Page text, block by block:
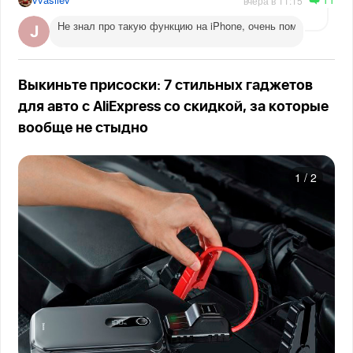
Не знал про такую функцию на iPhone, очень помогает
Выкиньте присоски: 7 стильных гаджетов
для авто с AliExpress со скидкой, за которые
вообще не стыдно
1 / 2